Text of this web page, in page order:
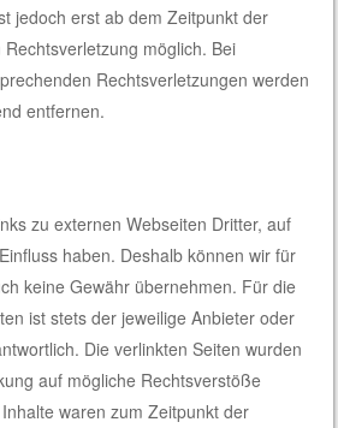
jedoch erst ab dem Zeitpunkt der
möglich. Bei
Rechtsverletzungen werden
entfernen.
zu externen Webseiten Dritter, auf
haben. Deshalb können wir für
keine Gewähr übernehmen. Für die
ist stets der jeweilige Anbieter oder
Die verlinkten Seiten wurden
auf mögliche Rechtsverstöße
waren zum Zeitpunkt der